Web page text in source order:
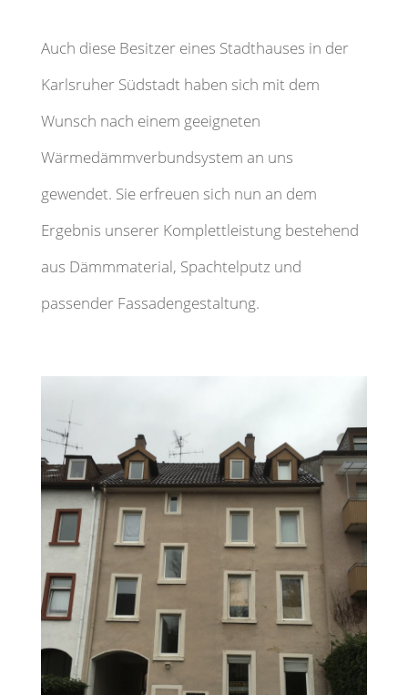
Auch diese Besitzer eines Stadthauses in der
Karlsruher Südstadt haben sich mit dem
Wunsch nach einem geeigneten
Wärmedämmverbundsystem an uns
gewendet. Sie erfreuen sich nun an dem
Ergebnis unserer Komplettleistung bestehend
aus Dämmmaterial, Spachtelputz und
passender Fassadengestaltung.